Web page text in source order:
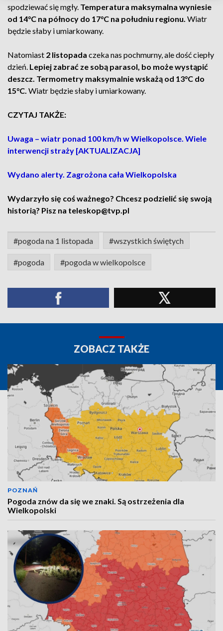
spodziewać się mgły. Temperatura maksymalna wyniesie
od 14°C na północy do 17°C na południu regionu. Wiatr
będzie słaby i umiarkowany.
Natomiast 2 listopada czeka nas pochmurny, ale dość ciepły
dzień. Lepiej zabrać ze sobą parasol, bo może wystąpić
deszcz. Termometry maksymalnie wskażą od 13°C do
15°C. Wiatr będzie słaby i umiarkowany.
CZYTAJ TAKŻE:
Uwaga – wiatr ponad 100 km/h w Wielkopolsce. Wiele
interwencji straży [AKTUALIZACJA]
Wydano alerty. Zagrożona cała Wielkopolska
Wydarzyło się coś ważnego? Chcesz podzielić się swoją
historią? Pisz na teleskop@tvp.pl
#pogoda na 1 listopada #wszystkich świętych
#pogoda #pogoda w wielkopolsce
ZOBACZ TAKŻE
POZNAŃ
Pogoda znów da się we znaki. Są ostrzeżenia dla
Wielkopolski